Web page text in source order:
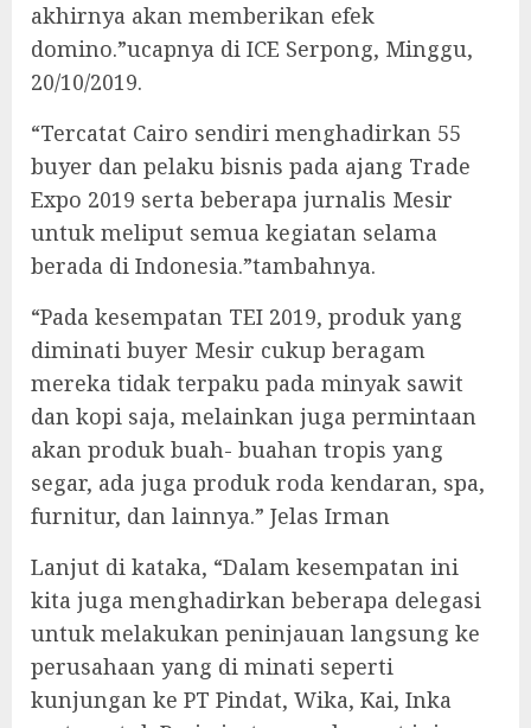
akhirnya akan memberikan efek
domino.”ucapnya di ICE Serpong, Minggu,
20/10/2019.
“Tercatat Cairo sendiri menghadirkan 55
buyer dan pelaku bisnis pada ajang Trade
Expo 2019 serta beberapa jurnalis Mesir
untuk meliput semua kegiatan selama
berada di Indonesia.”tambahnya.
“Pada kesempatan TEI 2019, produk yang
diminati buyer Mesir cukup beragam
mereka tidak terpaku pada minyak sawit
dan kopi saja, melainkan juga permintaan
akan produk buah- buahan tropis yang
segar, ada juga produk roda kendaran, spa,
furnitur, dan lainnya.” Jelas Irman
Lanjut di kataka, “Dalam kesempatan ini
kita juga menghadirkan beberapa delegasi
untuk melakukan peninjauan langsung ke
perusahaan yang di minati seperti
kunjungan ke PT Pindat, Wika, Kai, Inka